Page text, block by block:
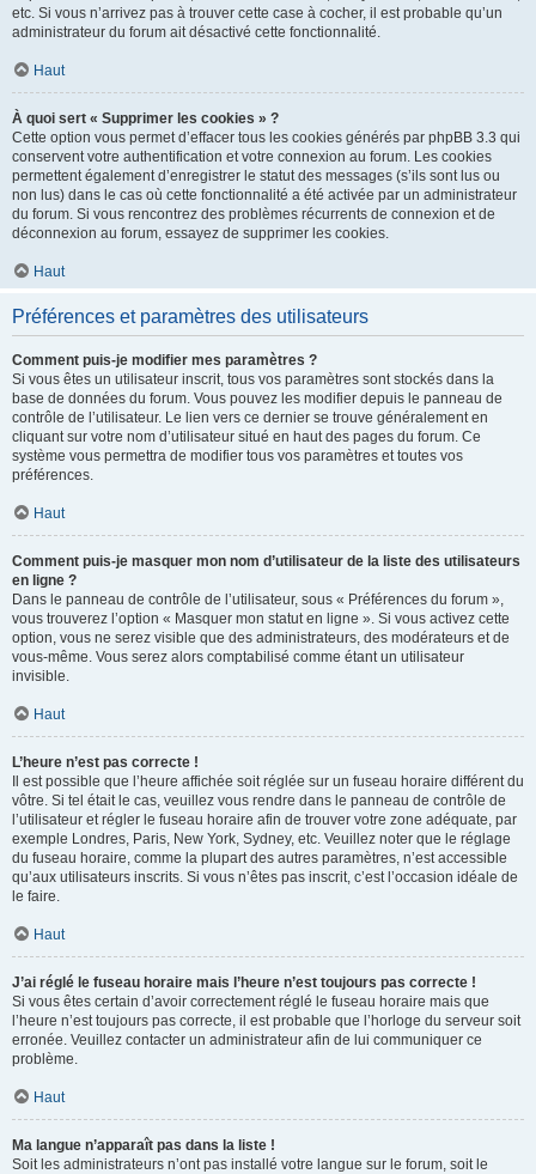
etc. Si vous n’arrivez pas à trouver cette case à cocher, il est probable qu’un
administrateur du forum ait désactivé cette fonctionnalité.
Haut
À quoi sert « Supprimer les cookies » ?
Cette option vous permet d’effacer tous les cookies générés par phpBB 3.3 qui
conservent votre authentification et votre connexion au forum. Les cookies
permettent également d’enregistrer le statut des messages (s’ils sont lus ou
non lus) dans le cas où cette fonctionnalité a été activée par un administrateur
du forum. Si vous rencontrez des problèmes récurrents de connexion et de
déconnexion au forum, essayez de supprimer les cookies.
Haut
Préférences et paramètres des utilisateurs
Comment puis-je modifier mes paramètres ?
Si vous êtes un utilisateur inscrit, tous vos paramètres sont stockés dans la
base de données du forum. Vous pouvez les modifier depuis le panneau de
contrôle de l’utilisateur. Le lien vers ce dernier se trouve généralement en
cliquant sur votre nom d’utilisateur situé en haut des pages du forum. Ce
système vous permettra de modifier tous vos paramètres et toutes vos
préférences.
Haut
Comment puis-je masquer mon nom d’utilisateur de la liste des utilisateurs
en ligne ?
Dans le panneau de contrôle de l’utilisateur, sous « Préférences du forum »,
vous trouverez l’option « Masquer mon statut en ligne ». Si vous activez cette
option, vous ne serez visible que des administrateurs, des modérateurs et de
vous-même. Vous serez alors comptabilisé comme étant un utilisateur
invisible.
Haut
L’heure n’est pas correcte !
Il est possible que l’heure affichée soit réglée sur un fuseau horaire différent du
vôtre. Si tel était le cas, veuillez vous rendre dans le panneau de contrôle de
l’utilisateur et régler le fuseau horaire afin de trouver votre zone adéquate, par
exemple Londres, Paris, New York, Sydney, etc. Veuillez noter que le réglage
du fuseau horaire, comme la plupart des autres paramètres, n’est accessible
qu’aux utilisateurs inscrits. Si vous n’êtes pas inscrit, c’est l’occasion idéale de
le faire.
Haut
J’ai réglé le fuseau horaire mais l’heure n’est toujours pas correcte !
Si vous êtes certain d’avoir correctement réglé le fuseau horaire mais que
l’heure n’est toujours pas correcte, il est probable que l’horloge du serveur soit
erronée. Veuillez contacter un administrateur afin de lui communiquer ce
problème.
Haut
Ma langue n’apparaît pas dans la liste !
Soit les administrateurs n’ont pas installé votre langue sur le forum, soit le